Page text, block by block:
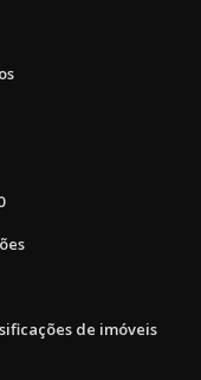
de imóveis